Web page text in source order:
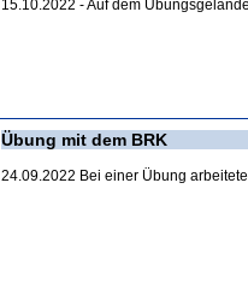
15.10.2022 - Auf dem
Übung mit dem BRK
24.09.2022 Bei einer Übung